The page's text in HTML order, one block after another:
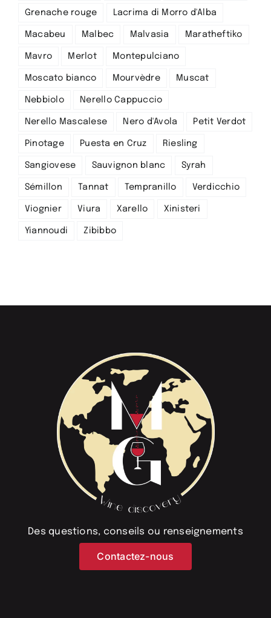
Grenache rouge Lacrima di Morro d'Alba
Macabeu Malbec Malvasia Maratheftiko
Mavro Merlot Montepulciano
Moscato bianco Mourvèdre Muscat
Nebbiolo Nerello Cappuccio
Nerello Mascalese Nero d'Avola Petit Verdot
Pinotage Puesta en Cruz Riesling
Sangiovese Sauvignon blanc Syrah
Sémillon Tannat Tempranillo Verdicchio
Viognier Viura Xarello Xinisteri
Yiannoudi Zibibbo
Des questions, conseils ou renseignements
Contactez-nous